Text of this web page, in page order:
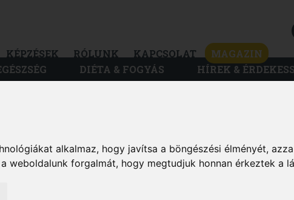
alkalmaz, hogy javítsa a böngészési élményét,
weboldalunk forgalmát, hogy megtudjuk honnan érkeztek a
KÉPZÉSEK RÓLUNK KAPCSOLAT
MAGAZIN
DIÉTA & FOGYÁS HÍREK &
1.